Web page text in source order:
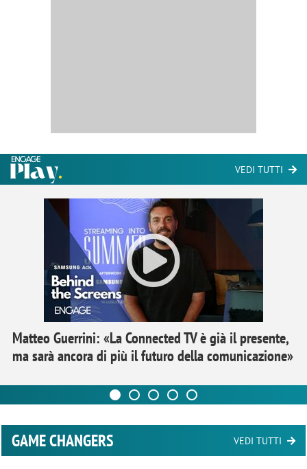
VEDI TUTTI
Matteo Guerrini: «La Connected TV è già il presente,
ma sarà ancora di più il futuro della comunicazione»
GAME CHANGERS VEDI TUTTI